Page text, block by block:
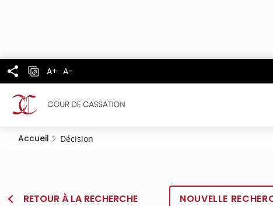
A+ A-
Accueil Décision
RETOUR À LA RECHERCHE NOUVELLE